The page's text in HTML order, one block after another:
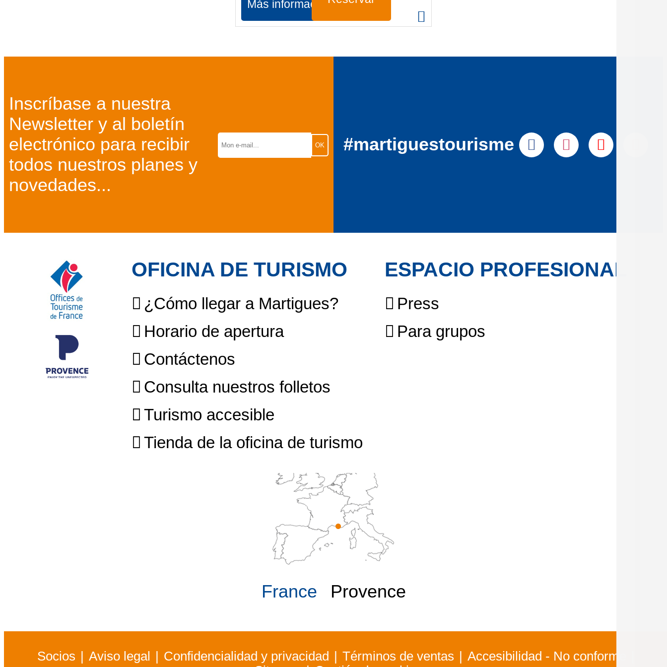
Más información
Inscríbase a nuestra
Newsletter y al boletín
electrónico para recibir
todos nuestros planes y
novedades...
#martiguestourisme
OFICINA DE TURISMO
¿Cómo llegar a Martigues?
Horario de apertura
Contáctenos
Consulta nuestros folletos
Turismo accesible
Tienda de la oficina de turismo
ESPACIO PROFESIONAL
Press
Para grupos
France Provence
Socios Aviso legal Confidencialidad y privacidad Términos de ventas
Accesibilidad - No conforme